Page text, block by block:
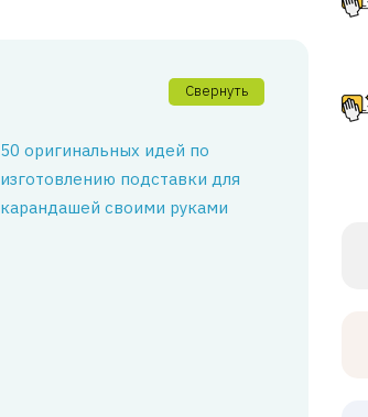
Свернуть
50 оригинальных идей по
изготовлению подставки для
карандашей своими руками